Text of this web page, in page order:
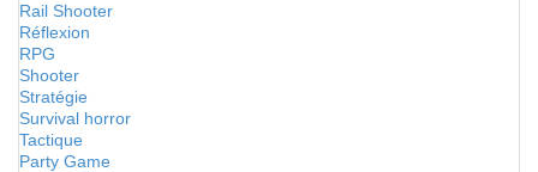
Rail Shooter
Réflexion
RPG
Shooter
Stratégie
Survival horror
Tactique
Party Game